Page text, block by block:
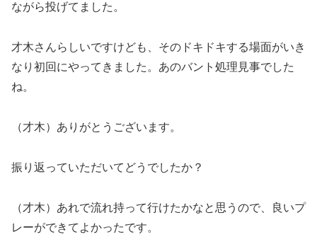
ながら投げてました。
才木さんらしいですけども、そのドキドキする場面がいき
なり初回にやってきました。あのバント処理見事でした
ね。
（才木）ありがとうございます。
振り返っていただいてどうでしたか？
（才木）あれで流れ持って行けたかなと思うので、良いプ
レーができてよかったです。